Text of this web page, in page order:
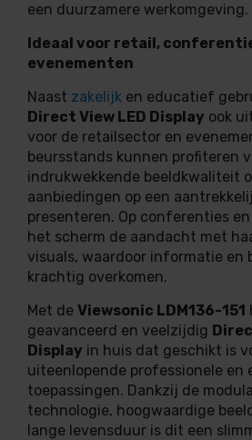
een duurzamere werkomgeving.
Ideaal voor retail,
evenementen
Naast zakelijk en educatief
Direct View LED Display ook
voor de retailsector en
beursstands kunnen profiteren
indrukwekkende beeldkwaliteit
aanbiedingen op een
presenteren. Op conferenties
het scherm de aandacht met
visuals, waardoor informatie en
krachtig overkomen.
Met de Viewsonic LDM136-151
geavanceerd en veelzijdig
Display in huis dat geschikt is
uiteenlopende professionele en
toepassingen. Dankzij de
technologie, hoogwaardige
lange levensduur is dit een